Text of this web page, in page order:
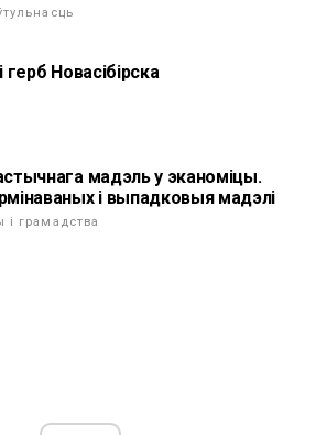
герб Новасібірска
мадэль у эканоміцы.
і выпадковыя мадэлі
і грамадства